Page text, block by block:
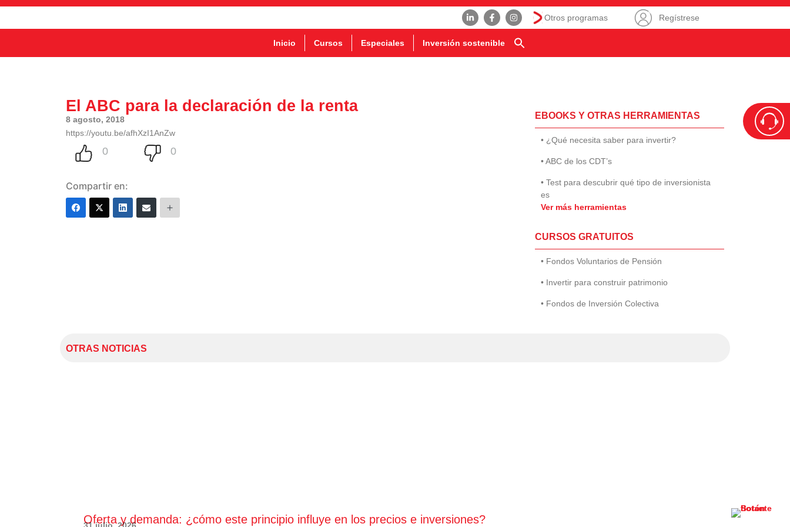
Otros programas Regístrese
Inicio Cursos Especiales Inversión sostenible
El ABC para la declaración de la renta
8 agosto, 2018
https://youtu.be/afhXzI1AnZw
Compartir en:
EBOOKS Y OTRAS HERRAMIENTAS
• ¿Qué necesita saber para invertir?
• ABC de los CDT’s
• Test para descubrir qué tipo de inversionista
es
Ver más herramientas
CURSOS GRATUITOS
• Fondos Voluntarios de Pensión
• Invertir para construir patrimonio
• Fondos de Inversión Colectiva
OTRAS NOTICIAS
Oferta y demanda: ¿cómo este principio influye en los precios e inversiones? ¿Qué es la